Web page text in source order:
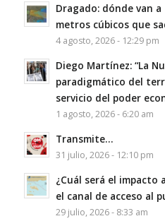
Dragado: dónde van
metros cúbicos que
4 agosto, 2026 - 12:29 pm
Diego Martínez: “La
paradigmático del
servicio del poder
1 agosto, 2026 - 6:20 am
Transmite…
31 julio, 2026 - 12:10 pm
¿Cuál será el
el canal de acceso al
29 julio, 2026 - 8:33 am